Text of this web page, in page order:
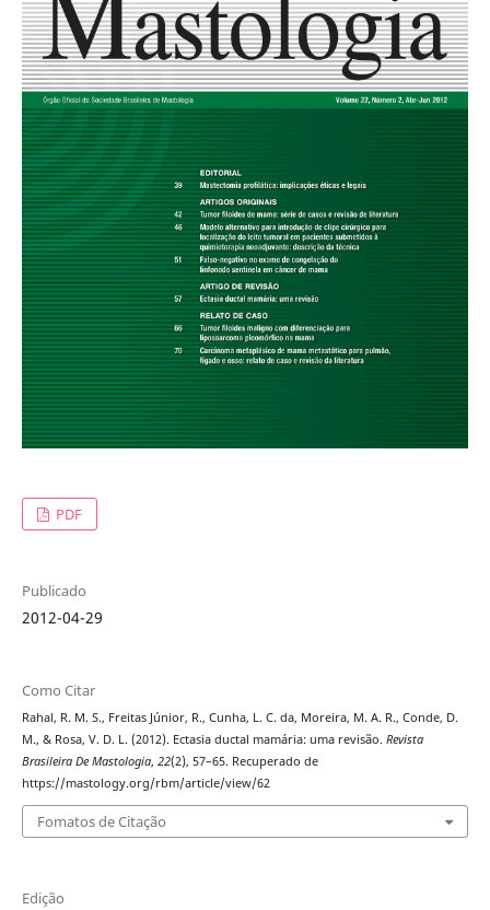
PDF
Publicado
2012-04-29
Como Citar
Rahal, R. M. S., Freitas Júnior, R., Cunha, L. C. da, Moreira, M. A. R., Conde, D.
M., & Rosa, V. D. L. (2012). Ectasia ductal mamária: uma revisão. Revista
Brasileira De Mastologia, 22(2), 57–65. Recuperado de
https://mastology.org/rbm/article/view/62
Fomatos de Citação
Edição